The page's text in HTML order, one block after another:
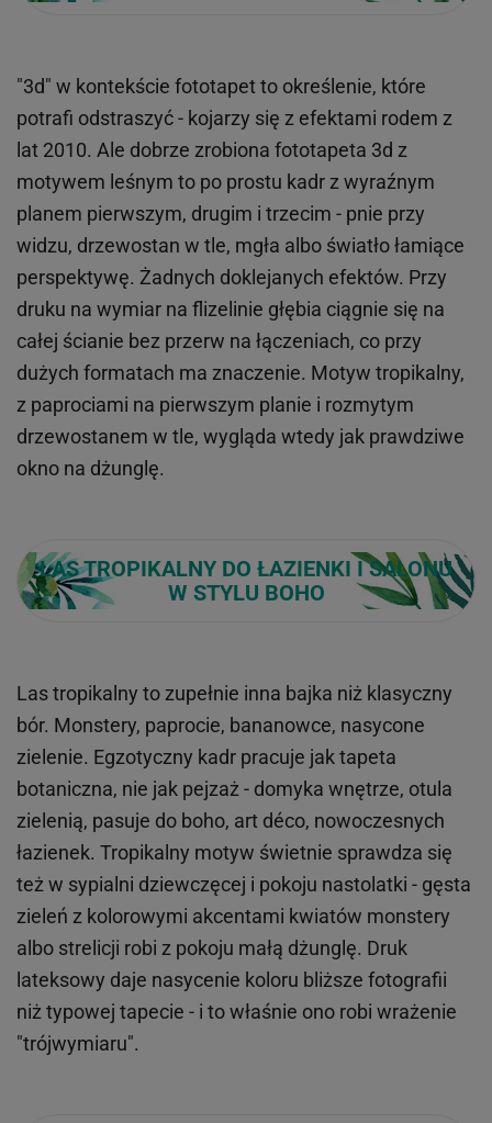
"3d" w kontekście fototapet to określenie, które
potrafi odstraszyć - kojarzy się z efektami rodem z
lat 2010. Ale dobrze zrobiona fototapeta 3d z
motywem leśnym to po prostu kadr z wyraźnym
planem pierwszym, drugim i trzecim - pnie przy
widzu, drzewostan w tle, mgła albo światło łamiące
perspektywę. Żadnych doklejanych efektów. Przy
druku na wymiar na flizelinie głębia ciągnie się na
całej ścianie bez przerw na łączeniach, co przy
dużych formatach ma znaczenie. Motyw tropikalny,
z paprociami na pierwszym planie i rozmytym
drzewostanem w tle, wygląda wtedy jak prawdziwe
okno na dżunglę.
LAS TROPIKALNY DO ŁAZIENKI I SALONU
W STYLU BOHO
Las tropikalny to zupełnie inna bajka niż klasyczny
bór. Monstery, paprocie, bananowce, nasycone
zielenie. Egzotyczny kadr pracuje jak tapeta
botaniczna, nie jak pejzaż - domyka wnętrze, otula
zielenią, pasuje do boho, art déco, nowoczesnych
łazienek. Tropikalny motyw świetnie sprawdza się
też w sypialni dziewczęcej i pokoju nastolatki - gęsta
zieleń z kolorowymi akcentami kwiatów monstery
albo strelicji robi z pokoju małą dżunglę. Druk
lateksowy daje nasycenie koloru bliższe fotografii
niż typowej tapecie - i to właśnie ono robi wrażenie
"trójwymiaru".